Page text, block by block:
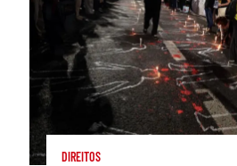
DIREITOS